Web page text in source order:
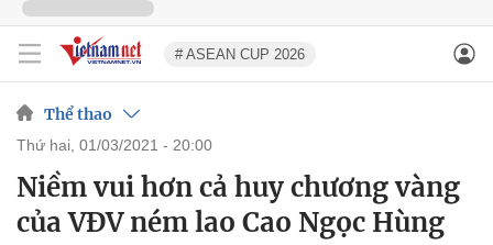
# ASEAN CUP 2026
Thể thao
thứ hai, 01/03/2021 - 20:00
Niềm vui hơn cả huy chương vàng
của VĐV ném lao Cao Ngọc Hùng